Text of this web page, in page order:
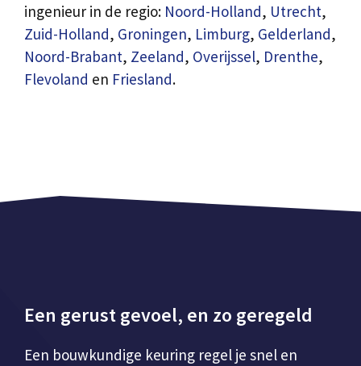
ingenieur in de regio: Noord-Holland, Utrecht,
Zuid-Holland, Groningen, Limburg, Gelderland,
Noord-Brabant, Zeeland, Overijssel, Drenthe,
Flevoland en Friesland.
Een gerust gevoel, en zo geregeld
Een bouwkundige keuring regel je snel en